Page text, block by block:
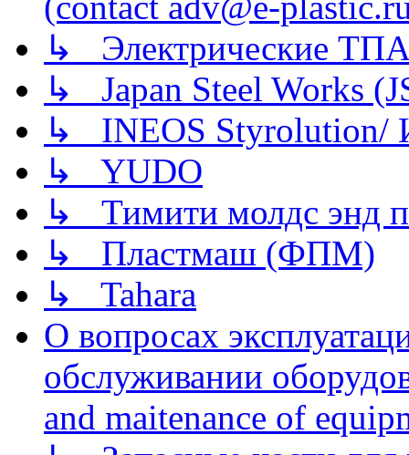
↳ Электрические
↳ Japan Steel Works
↳ INEOS
↳ YUDO
↳ Тимити молдс энд
↳ Пластмаш (ФПМ)
↳ Tahara
О вопросах
обслуживании
and maitenance of